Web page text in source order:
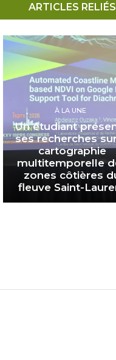
ARTICLES RELIÉS
À LA UNE
Un étudiant
ses recherches
cartographie
multitemporelle
zones côtières
fleuve Saint-